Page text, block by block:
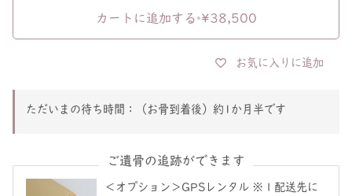
カートに追加する•¥38,500
お気に入りに追加
ただいまの待ち時間： （お骨到着後）約1か月半です
ご遺骨の追跡ができます
＜オプション＞GPSレンタル ※１配送先に